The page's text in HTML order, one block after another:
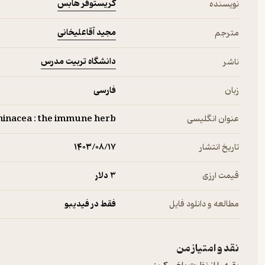
نویسنده کریستوفر هابس
مترجم مجید آقاعلیخانی
ناشر دانشگاه تربیت مدرس
زبان فارسی
عنوان انگلیسی : the immune herb.
تاریخ انتشار ۱۴۰۳/۰۸/۱۷
قیمت ارزی 3 دلار
مطالعه و دانلود فایل فقط در فیدیبو
نقد و امتیاز من